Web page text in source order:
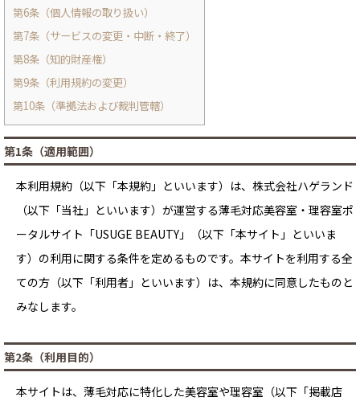
第6条（個人情報の取り扱い）
第7条（サービスの変更・中断・終了）
第8条（知的財産権）
第9条（利用規約の変更）
第10条（準拠法および裁判管轄）
第1条（適用範囲）
本利用規約（以下「本規約」といいます）は、株式会社ハゲランド
（以下「当社」といいます）が運営する薄毛対応美容室・理容室ポ
ータルサイト「USUGE BEAUTY」（以下「本サイト」といいま
す）の利用に関する条件を定めるものです。本サイトを利用する全
ての方（以下「利用者」といいます）は、本規約に同意したものと
みなします。
第2条（利用目的）
本サイトは、薄毛対応に特化した美容室や理容室（以下「掲載店